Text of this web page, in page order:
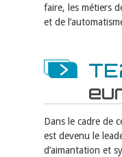
faire, les métiers
et de
Dans le cadre de
est devenu le
d’aimantation et